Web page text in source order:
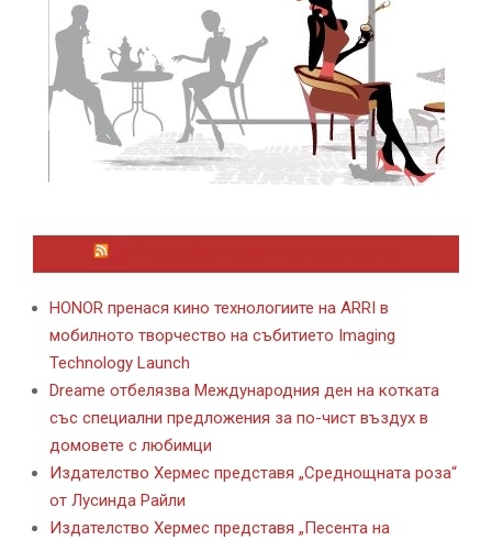
HONOR пренася кино технологиите на ARRI в
мобилното творчество на събитието Imaging
Technology Launch
Dreame отбелязва Международния ден на котката
със специални предложения за по-чист въздух в
домовете с любимци
Издателство Хермес представя „Среднощната роза“
от Лусинда Райли
Издателство Хермес представя „Песента на